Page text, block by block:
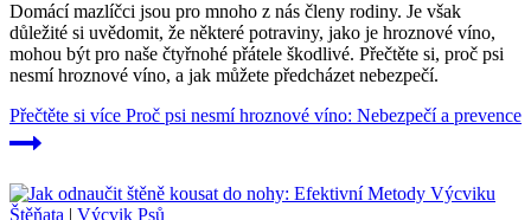
Domácí mazlíčci jsou pro mnoho z nás členy rodiny. Je však
důležité si uvědomit, že některé potraviny, jako je hroznové víno,
mohou být pro naše čtyřnohé přátele škodlivé. Přečtěte si, proč psi
nesmí hroznové víno, a jak můžete předcházet nebezpečí.
Přečtěte si více Proč psi nesmí hroznové víno: Nebezpečí a prevence
Štěňata | Výcvik Psů